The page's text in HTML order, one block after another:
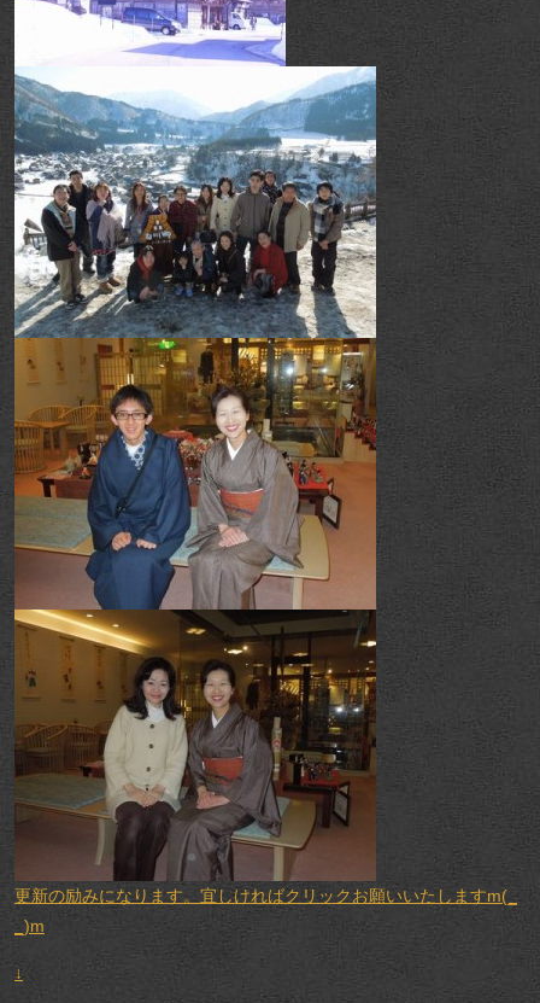
更新の励みになります。宜しければクリックお願いいたしますm(_
_)m
↓